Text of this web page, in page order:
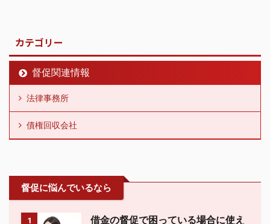
カテゴリー
督促関連情報
法律事務所
債権回収会社
督促に悩んでいるなら
1
借金の督促で困っている場合に使え